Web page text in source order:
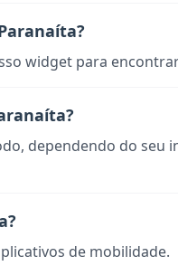
widget para
dependendo do seu
de mobilidade.